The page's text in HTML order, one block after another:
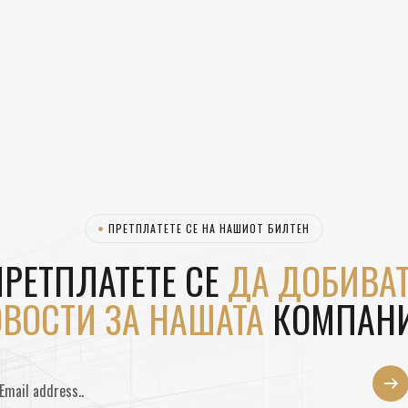
ПРЕТПЛАТЕТЕ СЕ НА НАШИОТ БИЛТЕН
СЕДА
ЗА НАШАТА